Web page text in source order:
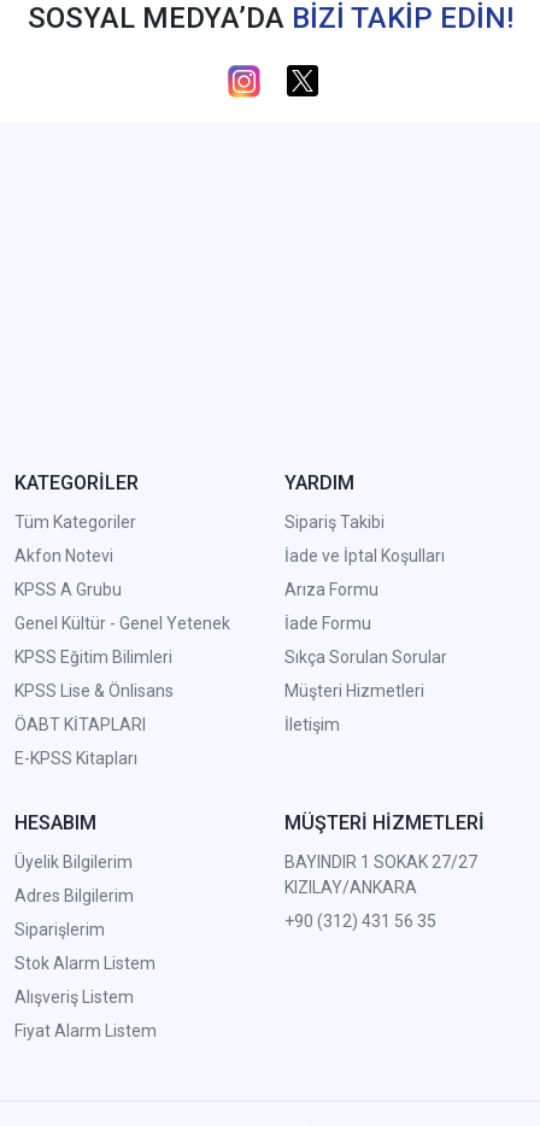
SOSYAL MEDYA’DA BİZİ TAKİP EDİN!
KATEGORİLER
Tüm Kategoriler
Akfon Notevi
KPSS A Grubu
Genel Kültür - Genel Yetenek
KPSS Eğitim Bilimleri
KPSS Lise & Önlisans
ÖABT KİTAPLARI
E-KPSS Kitapları
YARDIM
Sipariş Takibi
İade ve İptal Koşulları
Arıza Formu
İade Formu
Sıkça Sorulan Sorular
Müşteri Hizmetleri
İletişim
HESABIM
Üyelik Bilgilerim
Adres Bilgilerim
Siparişlerim
Stok Alarm Listem
Alışveriş Listem
Fiyat Alarm Listem
MÜŞTERİ HİZMETLERİ
BAYINDIR 1 SOKAK 27/27
KIZILAY/ANKARA
+90 (312) 431 56 35